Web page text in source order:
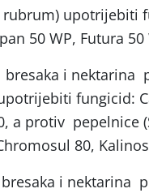
rubrum) upotrijebiti
50 WP, Futura 50
i nektarina
fungicid:
a protiv pepelnice
80,
bresaka i nektarina